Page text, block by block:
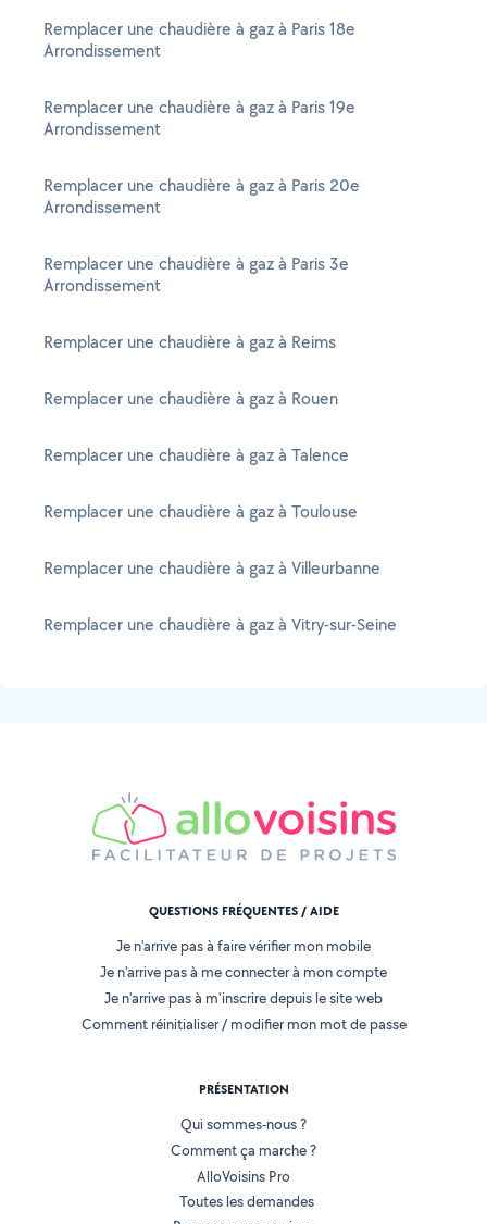
Remplacer une chaudière à gaz à Paris 18e
Arrondissement
Remplacer une chaudière à gaz à Paris 19e
Arrondissement
Remplacer une chaudière à gaz à Paris 20e
Arrondissement
Remplacer une chaudière à gaz à Paris 3e
Arrondissement
Remplacer une chaudière à gaz à Reims
Remplacer une chaudière à gaz à Rouen
Remplacer une chaudière à gaz à Talence
Remplacer une chaudière à gaz à Toulouse
Remplacer une chaudière à gaz à Villeurbanne
Remplacer une chaudière à gaz à Vitry-sur-Seine
QUESTIONS FRÉQUENTES / AIDE
Je n'arrive pas à faire vérifier mon mobile
Je n'arrive pas à me connecter à mon compte
Je n'arrive pas à m'inscrire depuis le site web
Comment réinitialiser / modifier mon mot de passe
PRÉSENTATION
Qui sommes-nous ?
Comment ça marche ?
AlloVoisins Pro
Toutes les demandes